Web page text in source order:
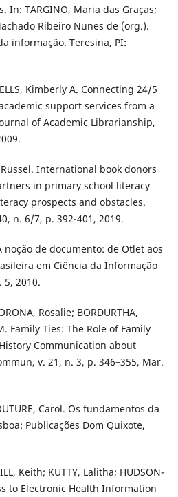
In: TARGINO, Maria das Graças;
Ribeiro Nunes de (org.).
informação. Teresina, PI:
Kimberly A. Connecting 24/5
support services from a
of Academic Librarianship,
Russel. International book donors
in primary school literacy
prospects and obstacles.
n. 6/7, p. 392-401, 2019.
noção de documento: de Otlet aos
em Ciência da Informação
5, 2010.
Rosalie; BORDURTHA,
Family Ties: The Role of Family
Communication about
v. 21, n. 3, p. 346–355, Mar.
Carol. Os fundamentos da
Publicações Dom Quixote,
Keith; KUTTY, Lalitha; HUDSON-
to Electronic Health Information